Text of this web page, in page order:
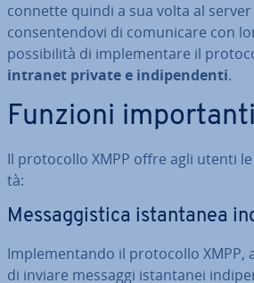
connette quindi a sua volta al
con­sen­ten­do­vi di co­mu­ni­ca­re con
pos­si­bi­li­tà di im­ple­men­ta­re il
intranet private e in­di­pen­den­ti.
Funzioni
Il pro­to­col­lo XMPP offre agli utenti
tà:
Mes­sag­gi­sti­ca istan­ta­nea
Im­ple­men­tan­do il pro­to­col­lo XMPP,
di inviare messaggi istan­ta­nei